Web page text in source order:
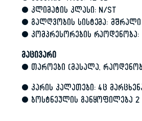
• კლიმატის კლასი: N/ST
• გალღვობის სისტემა: მშრალი
• კომპრესორების რაოდენობა:
მაცივარი
• თაროები (მასალა,
• კარის კალათები: 4ც
• ბოსტნეულის განყოფილება